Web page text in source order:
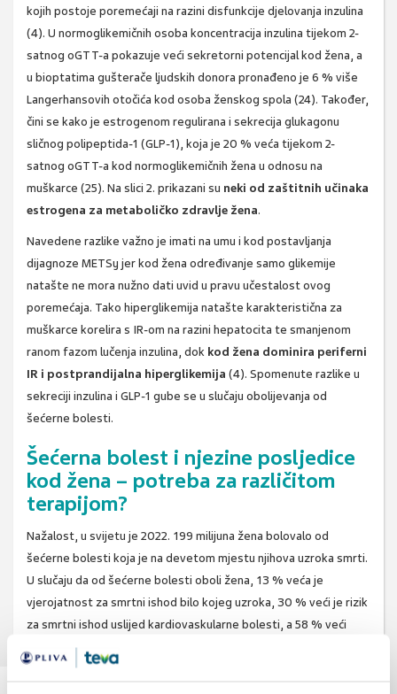
kojih postoje poremećaji na razini disfunkcije djelovanja inzulina
(4). U normoglikemičnih osoba koncentracija inzulina tijekom 2-
satnog oGTT-a pokazuje veći sekretorni potencijal kod žena, a
u bioptatima gušterače ljudskih donora pronađeno je 6 % više
Langerhansovih otočića kod osoba ženskog spola (24). Također,
čini se kako je estrogenom regulirana i sekrecija glukagonu
sličnog polipeptida-1 (GLP-1), koja je 20 % veća tijekom 2-
satnog oGTT-a kod normoglikemičnih žena u odnosu na
muškarce (25). Na slici 2. prikazani su neki od zaštitnih učinaka
estrogena za metaboličko zdravlje žena.
Navedene razlike važno je imati na umu i kod postavljanja
dijagnoze METSy jer kod žena određivanje samo glikemije
natašte ne mora nužno dati uvid u pravu učestalost ovog
poremećaja. Tako hiperglikemija natašte karakteristična za
muškarce korelira s IR-om na razini hepatocita te smanjenom
ranom fazom lučenja inzulina, dok kod žena dominira periferni
IR i postprandijalna hiperglikemija (4). Spomenute razlike u
sekreciji inzulina i GLP-1 gube se u slučaju obolijevanja od
šećerne bolesti.
Šećerna bolest i njezine posljedice
kod žena – potreba za različitom
terapijom?
Nažalost, u svijetu je 2022. 199 milijuna žena bolovalo od
šećerne bolesti koja je na devetom mjestu njihova uzroka smrti.
U slučaju da od šećerne bolesti oboli žena, 13 % veća je
vjerojatnost za smrtni ishod bilo kojeg uzroka, 30 % veći je rizik
za smrtni ishod uslijed kardiovaskularne bolesti, a 58 % veći
rizik za smrt od koronarne bolesti srca (5, 26).